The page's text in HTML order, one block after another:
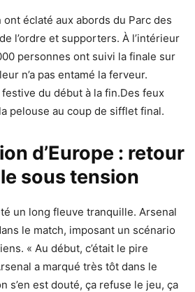
éclaté aux abords du Parc des
l’ordre et supporters. À l’intérieur
personnes ont suivi la finale sur
n’a pas entamé la ferveur.
festive du début à la fin.Des feux
pelouse au coup de sifflet final.
d’Europe : retour
sous tension
un long fleuve tranquille. Arsenal
le match, imposant un scénario
« Au début, c’était le pire
a marqué très tôt dans le
s’en est douté, ça refuse le jeu, ça